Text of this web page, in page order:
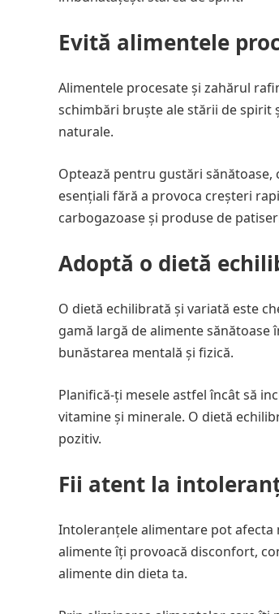
Evită alimentele
Alimentele procesate și zahărul
schimbări bruște ale stării de spirit
naturale.
Optează pentru gustări
esențiali fără a provoca creșteri
carbogazoase și produse de
Adoptă o dietă
O dietă echilibrată și variată este
gamă largă de alimente
bunăstarea mentală și fizică.
Planifică-ți mesele astfel încât să
vitamine și minerale. O dietă
pozitiv.
Fii atent la
Intoleranțele alimentare pot afecta
alimente îți provoacă disconfort,
alimente din dieta ta.